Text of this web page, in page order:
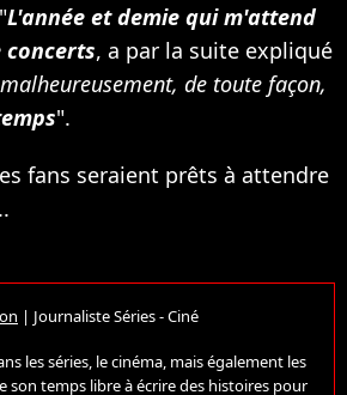
L'année et demie qui m'attend
, a par la suite expliqué
de toute façon,
".
fans seraient prêts à attendre
| Journaliste Séries - Ciné
les séries, le cinéma, mais également les
son temps libre à écrire des histoires pour